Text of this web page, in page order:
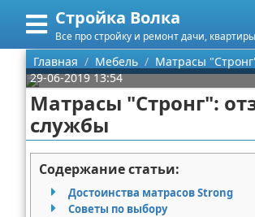
Стройка Волка
Все про стройку и ремонт дачи,
Меню
Главная
Категории
Строительство
Мебель
Интерьер и дизайн
Поиск
О проекте
Контакты
Главная Мебель
Матрасы
29-06-2019 13:54
Матрасы "Стронг":
службы
Содержание статьи:
Достоинства матрасов Strong
Советы по выбору